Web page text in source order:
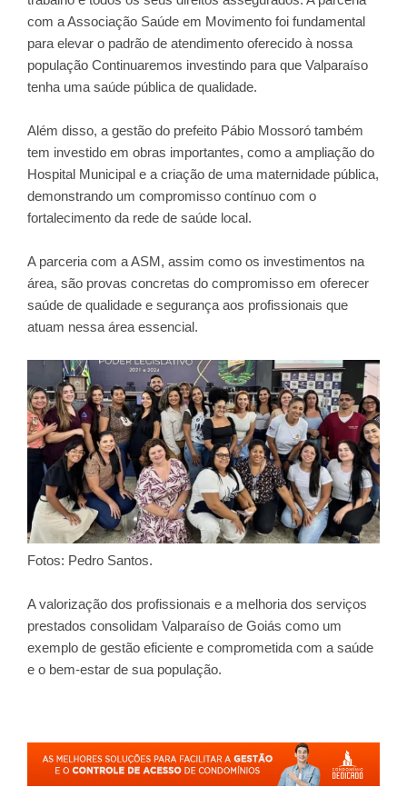
com a Associação Saúde em Movimento foi fundamental
para elevar o padrão de atendimento oferecido à nossa
população Continuaremos investindo para que Valparaíso
tenha uma saúde pública de qualidade.
Além disso, a gestão do prefeito Pábio Mossoró também
tem investido em obras importantes, como a ampliação do
Hospital Municipal e a criação de uma maternidade pública,
demonstrando um compromisso contínuo com o
fortalecimento da rede de saúde local.
A parceria com a ASM, assim como os investimentos na
área, são provas concretas do compromisso em oferecer
saúde de qualidade e segurança aos profissionais que
atuam nessa área essencial.
Fotos: Pedro Santos.
A valorização dos profissionais e a melhoria dos serviços
prestados consolidam Valparaíso de Goiás como um
exemplo de gestão eficiente e comprometida com a saúde
e o bem-estar de sua população.